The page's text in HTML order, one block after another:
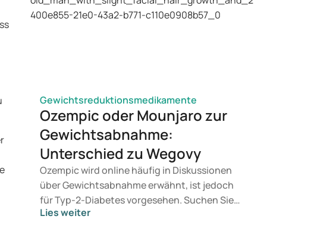
Gewichtsreduktionsmedikamente
Ozempic oder Mounjaro zur
Gewichtsabnahme:
Unterschied zu Wegovy
Ozempic wird online häufig in Diskussionen
über Gewichtsabnahme erwähnt, ist jedoch
für Typ-2-Diabetes vorgesehen. Suchen Sie
eine Behandlung zur Gewichtskontrolle,
Lies weiter